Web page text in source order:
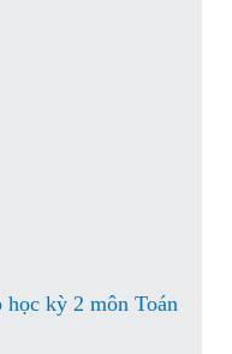
kỳ 2 môn Toán